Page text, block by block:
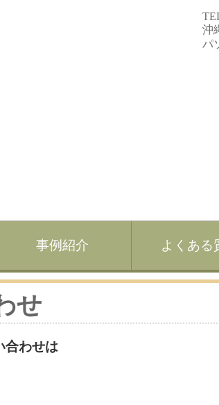
沖
パ
事例紹介 よくある
しませんか？
せ
合わせは